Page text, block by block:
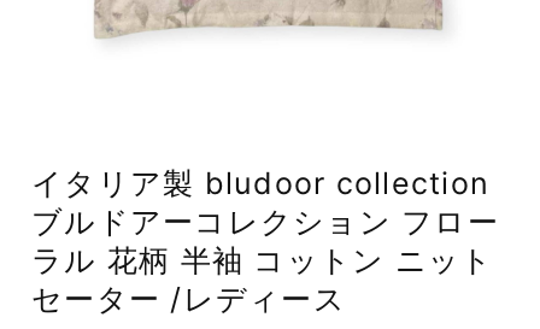
イタリア製 bludoor collection
ブルドアーコレクション フロー
ラル 花柄 半袖 コットン ニット
セーター /レディース